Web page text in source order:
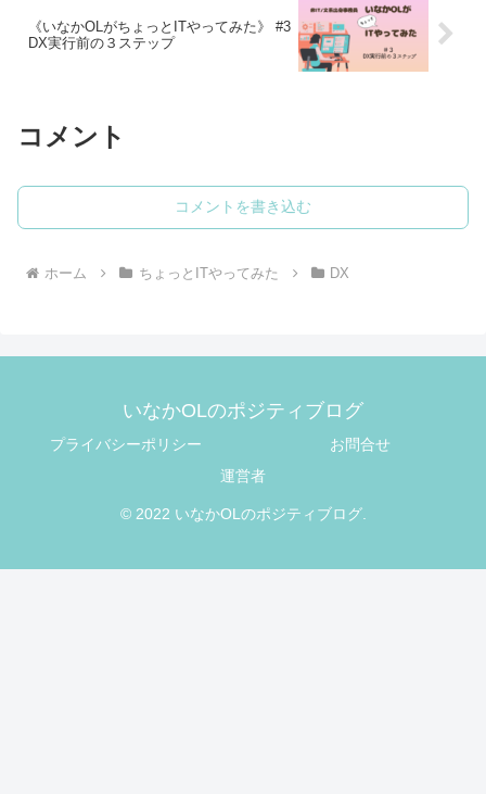
《いなかOLがちょっとITやってみた》 #3
DX実行前の３ステップ
コメント
コメントを書き込む
ホーム ちょっとITやってみた DX
いなかOLのポジティブログ
プライバシーポリシー
お問合せ
運営者
© 2022 いなかOLのポジティブログ.